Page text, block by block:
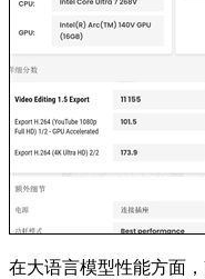
在大语言模型性能方面，